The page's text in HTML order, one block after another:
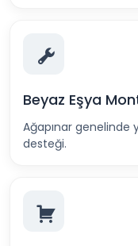
Beyaz Eşya
Ağapınar genelinde
desteği.